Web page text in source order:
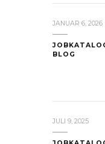
JANUAR 6, 2026
BLOG
JULI 9, 2025